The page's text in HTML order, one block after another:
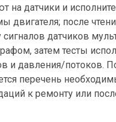
на датчики и
двигателя; после
сигналов датчиков
затем тесты
и давления/потоков.
перечень
к ремонту или